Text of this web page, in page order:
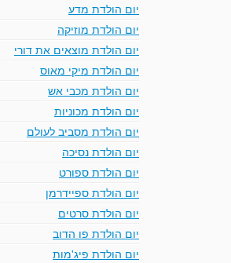
יום הולדת מדע
יום הולדת מוזיקה
יום הולדת מוצאים את דורי
יום הולדת מיקי מאוס
יום הולדת מכבי אש
יום הולדת מכוניות
יום הולדת מסביב לעולם
יום הולדת נסיכה
יום הולדת ספורט
יום הולדת ספיידרמן
יום הולדת סרטים
יום הולדת פו הדוב
יום הולדת פיג'מות